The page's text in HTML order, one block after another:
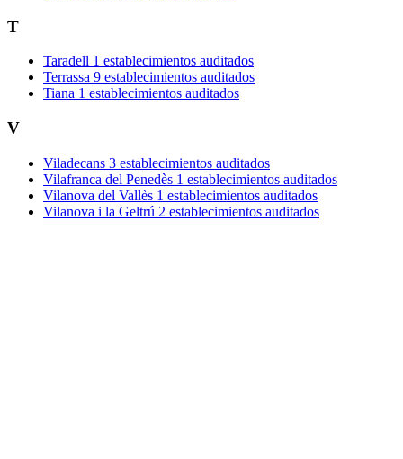
T
Taradell 1 establecimientos auditados
Terrassa 9 establecimientos auditados
Tiana 1 establecimientos auditados
V
Viladecans 3 establecimientos auditados
Vilafranca del Penedès 1 establecimientos auditados
Vilanova del Vallès 1 establecimientos auditados
Vilanova i la Geltrú 2 establecimientos auditados